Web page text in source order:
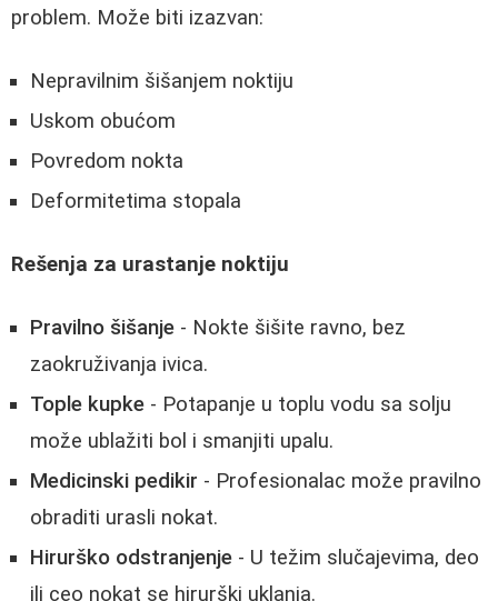
problem. Može biti izazvan:
Nepravilnim šišanjem noktiju
Uskom obućom
Povredom nokta
Deformitetima stopala
Rešenja za urastanje noktiju
Pravilno šišanje - Nokte šišite ravno, bez
zaokruživanja ivica.
Tople kupke - Potapanje u toplu vodu sa solju
može ublažiti bol i smanjiti upalu.
Medicinski pedikir - Profesionalac može pravilno
obraditi urasli nokat.
Hirurško odstranjenje - U težim slučajevima, deo
ili ceo nokat se hirurški uklanja.